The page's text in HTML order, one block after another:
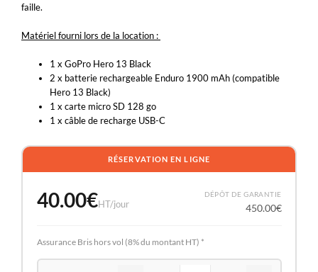
faille.
Matériel fourni lors de la location :
1 x GoPro Hero 13 Black
2 x batterie rechargeable Enduro 1900 mAh (compatible
Hero 13 Black)
1 x carte micro SD 128 go
1 x câble de recharge USB-C
RÉSERVATION EN LIGNE
40.00€HT/jour
DÉPÔT DE GARANTIE
450.00€
Assurance Bris hors vol (8% du montant HT) *